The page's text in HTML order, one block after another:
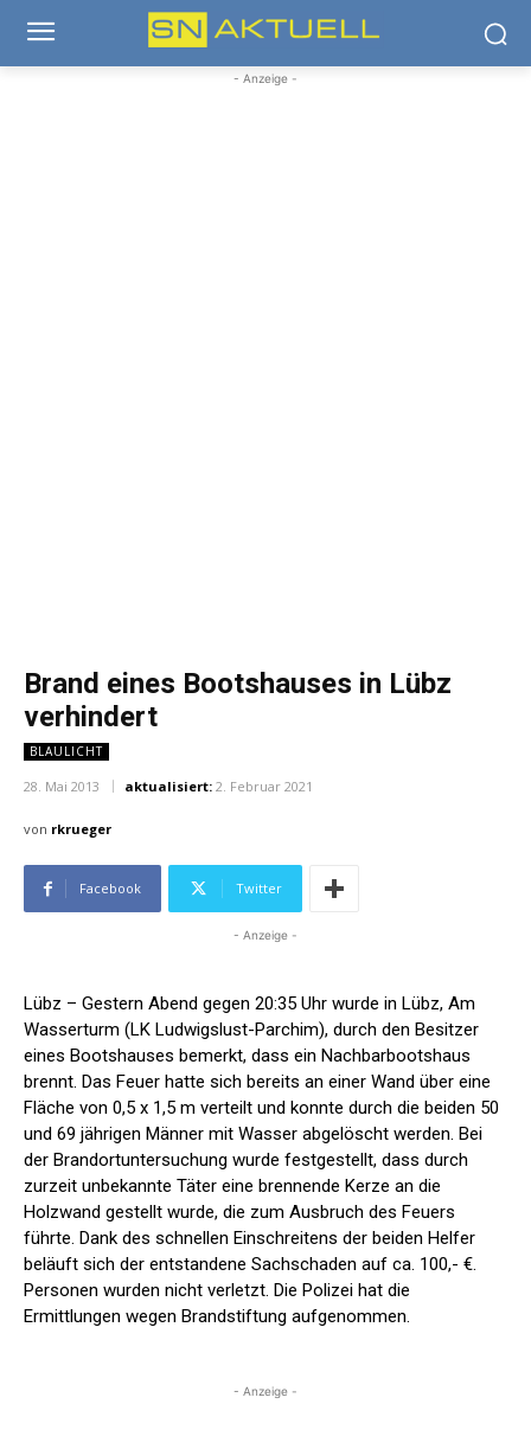
- Anzeige -
Brand eines Bootshauses in Lübz
verhindert
BLAULICHT
28. Mai 2013 aktualisiert: 2. Februar 2021
von rkrueger
Facebook Twitter
- Anzeige -
Lübz – Gestern Abend gegen 20:35 Uhr wurde in Lübz, Am
Wasserturm (LK Ludwigslust-Parchim), durch den Besitzer
eines Bootshauses bemerkt, dass ein Nachbarbootshaus
brennt. Das Feuer hatte sich bereits an einer Wand über eine
Fläche von 0,5 x 1,5 m verteilt und konnte durch die beiden 50
und 69 jährigen Männer mit Wasser abgelöscht werden. Bei
der Brandortuntersuchung wurde festgestellt, dass durch
zurzeit unbekannte Täter eine brennende Kerze an die
Holzwand gestellt wurde, die zum Ausbruch des Feuers
führte. Dank des schnellen Einschreitens der beiden Helfer
beläuft sich der entstandene Sachschaden auf ca. 100,- €.
Personen wurden nicht verletzt. Die Polizei hat die
Ermittlungen wegen Brandstiftung aufgenommen.
- Anzeige -